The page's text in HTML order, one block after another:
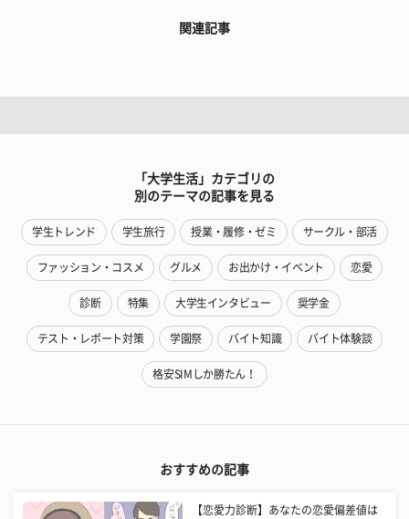
関連記事
「大学生活」カテゴリの
別のテーマの記事を見る
学生トレンド 学生旅行 授業・履修・ゼミ サークル・部活
ファッション・コスメ グルメ お出かけ・イベント 恋愛
診断 特集 大学生インタビュー 奨学金
テスト・レポート対策 学園祭 バイト知識 バイト体験談
格安SIMしか勝たん！
おすすめの記事
【恋愛力診断】あなたの恋愛偏差値は